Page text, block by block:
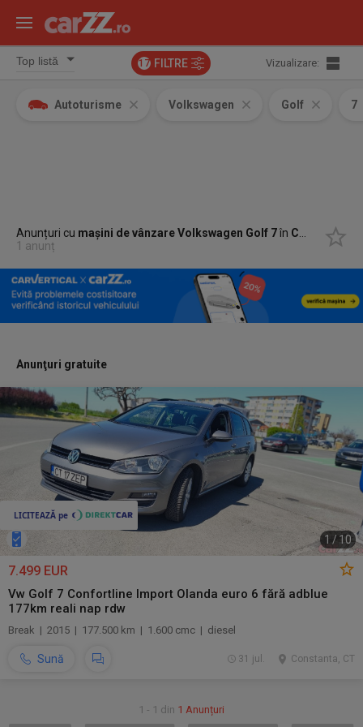
17 FILTRE Vizualizare:
Autoturisme Volkswagen Golf 7
Anunțuri cu mașini de vânzare Volkswagen Golf 7în Constanta, Constanta
1 anunț
Anunţuri gratuite
1 /10
7.499 EUR
Vw Golf 7 Confortline Import Olanda euro 6 fără adblue
177km reali nap rdw
Break | 2015 | 177.500 km | 1.600 cmc | diesel
Sună Constanta, CT
31 jul.
1 - 1 din 1 Anunțuri